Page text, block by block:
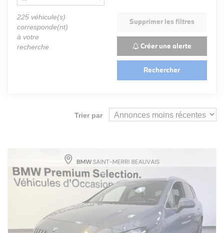
225 véhicule(s)
corresponde(nt)
à votre
recherche
Supprimer les filtres
Créer une alerte
Rechercher
Trier par